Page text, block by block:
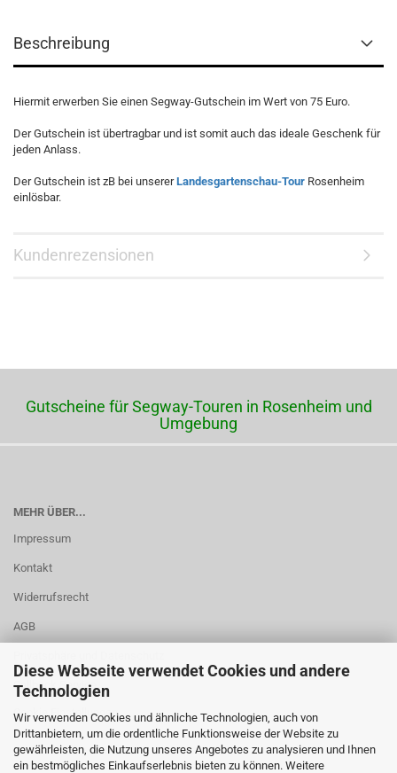
Diese Webseite verwendet Cookies und andere
Technologien
Wir verwenden Cookies und ähnliche Technologien, auch von
Drittanbietern, um die ordentliche Funktionsweise der Website zu
gewährleisten, die Nutzung unseres Angebotes zu analysieren und Ihnen
ein bestmögliches Einkaufserlebnis bieten zu können. Weitere
Beschreibung
Hiermit erwerben Sie einen Segway-Gutschein im Wert von 75 Euro.
Der Gutschein ist übertragbar und ist somit auch das ideale Geschenk für
jeden Anlass.
Der Gutschein ist zB bei unsererLandesgartenschau-Tour Rosenheim
einlösbar.
Kundenrezensionen
Gutscheine für Segway-Touren in Rosenheim und
Umgebung
MEHR ÜBER...
Impressum
Kontakt
Widerrufsrecht
AGB
Callback Service
Cookie Einstellungen